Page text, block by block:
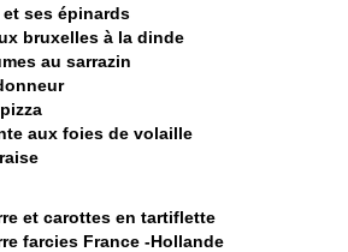
ses épinards
bruxelles à la dinde
au sarrazin
aux foies de volaille
et carottes en tartiflette
farcies France -Hollande